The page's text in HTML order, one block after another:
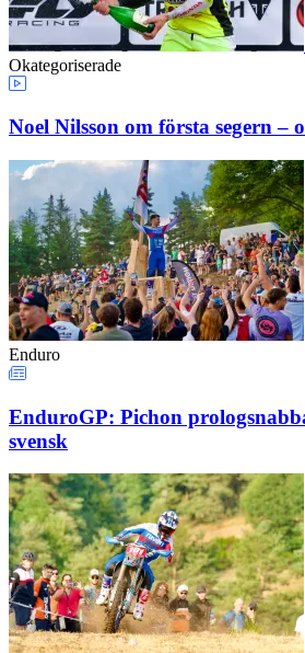
Okategoriserade
Noel Nilsson om första segern –
Enduro
EnduroGP: Pichon
svensk